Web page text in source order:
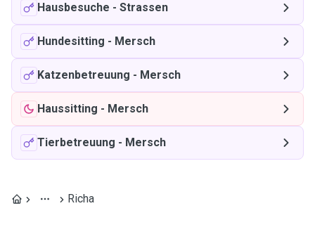
Hausbesuche - Strassen
Hundesitting - Mersch
Katzenbetreuung - Mersch
Haussitting - Mersch
Tierbetreuung - Mersch
Richa